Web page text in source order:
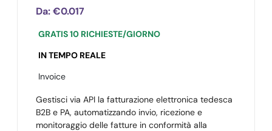
Da:€0.017
GRATIS 10 RICHIESTE/GIORNO
IN TEMPO REALE
Invoice
Gestisci via API la fatturazione elettronica tedesca
B2B e PA, automatizzando invio, ricezione e
monitoraggio delle fatture in conformità alla